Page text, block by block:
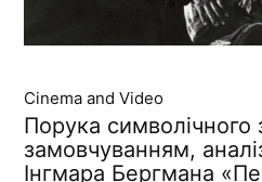
Cinema and Video
Порука символічного
замовчуванням,
Інгмара Бергмана